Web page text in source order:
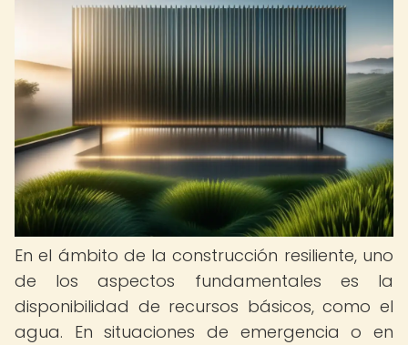
En el ámbito de la construcción resiliente, uno
de los aspectos fundamentales es la
disponibilidad de recursos básicos, como el
agua. En situaciones de emergencia o en